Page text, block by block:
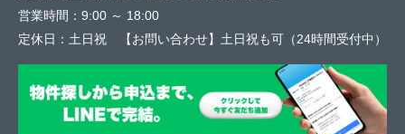
営業時間： 9:00 ～ 18:00
定休日： 土日祝 【お問い合わせ】土日祝も可（24時間受付中）